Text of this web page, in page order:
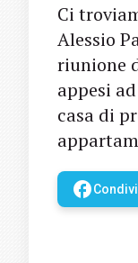
Ci
Alessio
riunione
appesi
casa di
facebook